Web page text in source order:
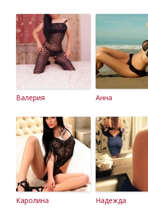
Валерия Анна
Каролина Надежда